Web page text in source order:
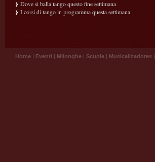
Dove si balla tango questo fine settimana
I corsi di tango in programma questa settimana
Home | Eventi | Milonghe | Scuole | Musicalizadores |